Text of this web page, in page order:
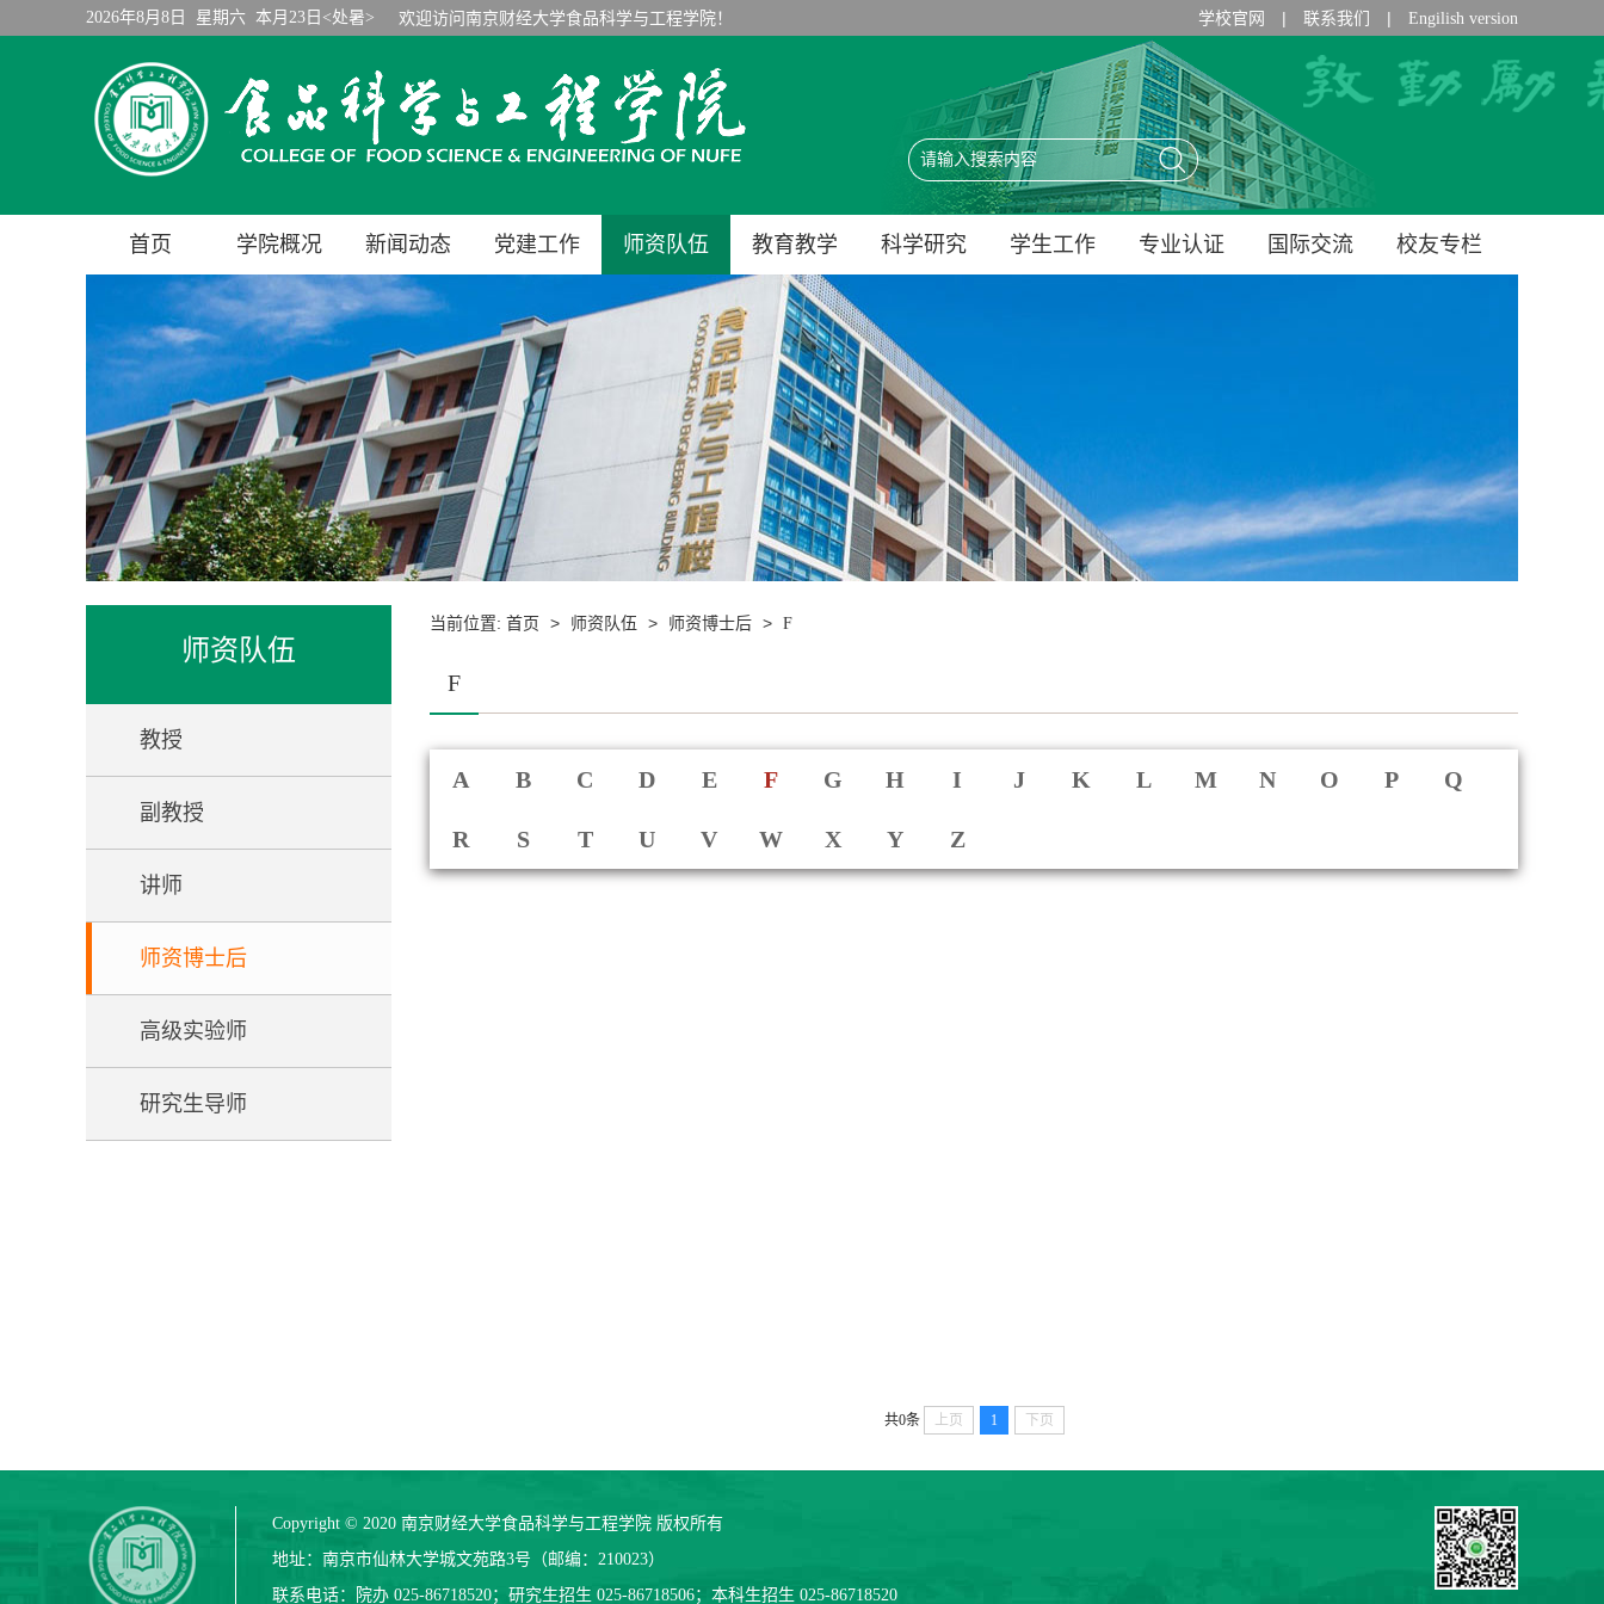
2026年8月8日 星期六 本月23日<处暑> 欢迎访问南京财经大学食品科学与工程学院！ 学校官网 | 联系我们 | Engilish version
首页 学院概况 新闻动态 党建工作 师资队伍 教育教学 科学研究 学生工作 专业认证 国际交流 校友专栏
师资队伍
教授
副教授
讲师
师资博士后
高级实验师
研究生导师
当前位置: 首页 > 师资队伍 > 师资博士后 > F
F
A B C D E F G H I J K L M N O P Q
R S T U V W X Y Z
共0条 上页 1 下页
Copyright © 2020 南京财经大学食品科学与工程学院 版权所有
地址：南京市仙林大学城文苑路3号（邮编：210023）
联系电话：院办 025-86718520；研究生招生 025-86718506；本科生招生 025-86718520